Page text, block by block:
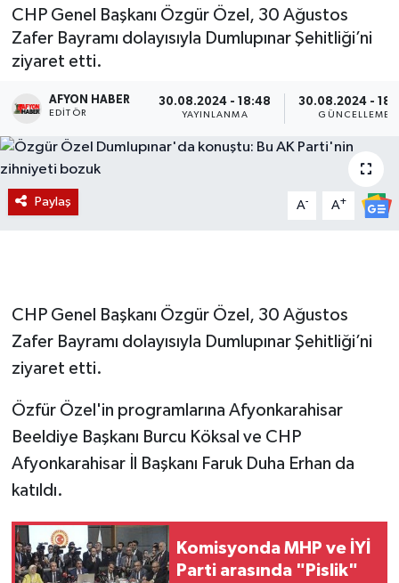
CHP Genel Başkanı Özgür Özel, 30 Ağustos
Zafer Bayramı dolayısıyla Dumlupınar Şehitliği’ni
ziyaret etti.
AFYON HABER
EDITÖR
30.08.2024 - 18:48
YAYINLANMA
30.08.2024 -
GÜNCELLEME
Paylaş A- A+
CHP Genel Başkanı Özgür Özel, 30 Ağustos
Zafer Bayramı dolayısıyla Dumlupınar Şehitliği’ni
ziyaret etti.
Özfür Özel'in programlarına Afyonkarahisar
Beeldiye Başkanı Burcu Köksal ve CHP
Afyonkarahisar İl Başkanı Faruk Duha Erhan da
katıldı.
Komisyonda MHP ve İYİ
Parti arasında "Pislik"
Ekonomi
Magazin
Etkinlikler